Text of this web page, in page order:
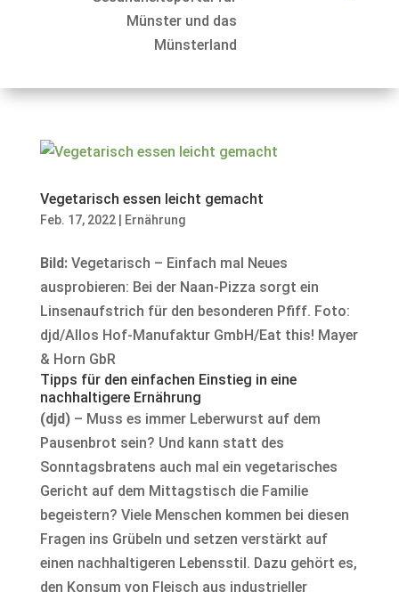
Vegetarisch essen leicht gemacht
Feb. 17, 2022| Ernährung
Bild:Vegetarisch – Einfach mal Neues
ausprobieren: Bei der Naan-Pizza sorgt ein
Linsenaufstrich für den besonderen Pfiff. Foto:
djd/Allos Hof-Manufaktur GmbH/Eat this! Mayer
& Horn GbR
Tipps für den einfachen Einstieg in eine
nachhaltigere Ernährung
(djd)– Muss es immer Leberwurst auf dem
Pausenbrot sein? Und kann statt des
Sonntagsbratens auch mal ein vegetarisches
Gericht auf dem Mittagstisch die Familie
begeistern? Viele Menschen kommen bei diesen
Fragen ins Grübeln und setzen verstärkt auf
einen nachhaltigeren Lebensstil. Dazu gehört es,
den Konsum von Fleisch aus industrieller